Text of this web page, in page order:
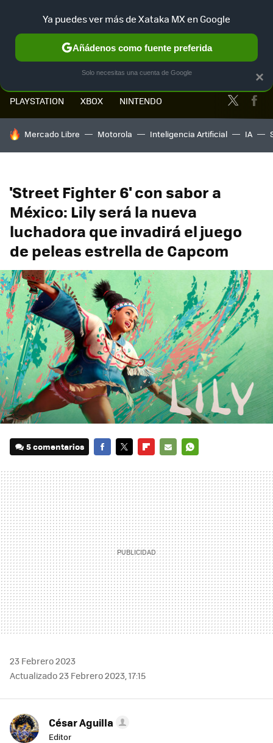
PLAYSTATION XBOX NINTENDO Twitter
HOY SE HABLA DE
Mercado Libre Motorola Inteligencia Artificial IA
'Street Fighter 6' con sabor a
México: Lily será la nueva
luchadora que invadirá el juego
de peleas estrella de Capcom
5 comentarios
MAIL
23 Febrero 2023
Actualizado 23 Febrero 2023, 17:15
César Aguilla
Editor
×
Ya puedes ver más de Xataka MX en Google
Añádenos como fuente preferida
Solo necesitas una cuenta de Google